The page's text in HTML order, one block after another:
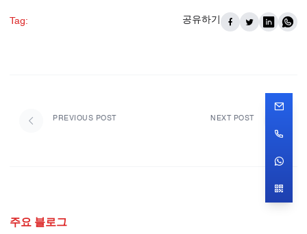
Tag: 공유하기
PREVIOUS POST NEXT POST
주요 블로그